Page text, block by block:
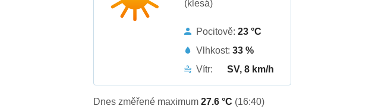
(klesá)
Pocitově:23 °C
Vlhkost:33 %
Vítr:
SV, 8 km/h
Dnes změřené maximum27.6 °C (16:40)